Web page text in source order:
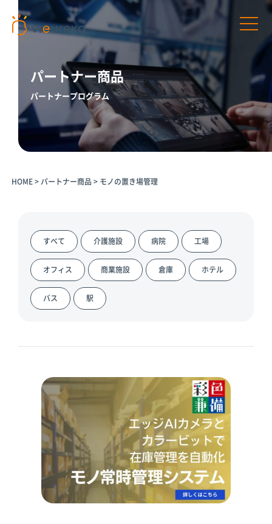
開発者様向け
ビス
Vieurekaカ
メラ
SDK
スターターキ
ット
AIカメラ活用
のご相談
サービス利用者様向け
工場
オフィス
商業施設
倉庫
パートナー商品
パートナープログラム
HOME> パートナー商品 > モノの置き場管理
すべて 介護施設 病院 工場
オフィス 商業施設 倉庫 ホテル
バス 駅